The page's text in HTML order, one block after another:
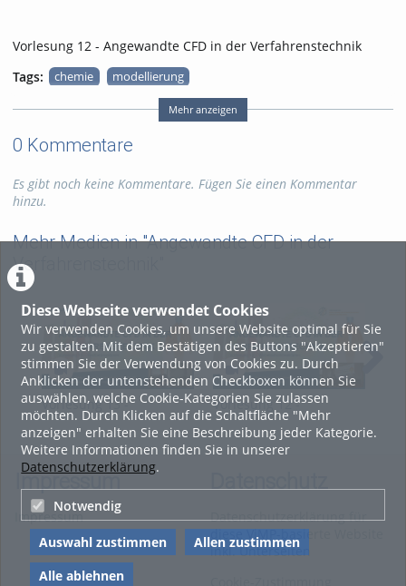
Diese Webseite verwendet Cookies
Wir verwenden Cookies, um unsere Website optimal für Sie
zu gestalten. Mit dem Bestätigen des Buttons "Akzeptieren"
stimmen Sie der Verwendung von Cookies zu. Durch
Anklicken der untenstehenden Checkboxen können Sie
auswählen, welche Cookie-Kategorien Sie zulassen
möchten. Durch Klicken auf die Schaltfläche "Mehr
anzeigen" erhalten Sie eine Beschreibung jeder Kategorie.
Weitere Informationen finden Sie in unserer
Datenschutzerklärung.
Notwendig
Auswahl zustimmen
Allen zustimmen
Alle ablehnen
Vorlesung 12 - Angewandte CFD in der Verfahrenstechnik
Tags:
chemie
modellierung
numerische simulation
Kategorien: Fachgebiete,
Chemie
Mehr anzeigen
0 Kommentare
Es gibt noch keine Kommentare. Fügen Sie einen Kommentar
hinzu.
Mehr Medien in "Angewandte CFD in der
Verfahrenstechnik"
Vorlesung 13 -
Angewandte CFD in der
Verfahrenstechnik
Vorlesung 12 -
Angewandte CFD in der
Verfahrenstechnik
Impressum
Impressum
Datenschutzerklärung für
diese ViMP-basierte Website
inkl. Unterseiten